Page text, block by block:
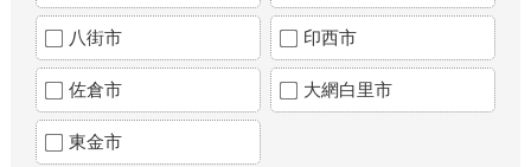
八街市 印西市
佐倉市 大網白里市
東金市